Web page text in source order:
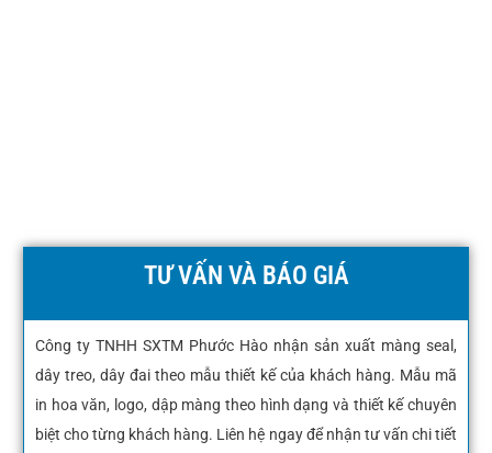
TƯ VẤN VÀ BÁO GIÁ
Công ty TNHH SXTM Phước Hào nhận sản xuất màng seal,
dây treo, dây đai theo mẫu thiết kế của khách hàng. Mẫu mã
in hoa văn, logo, dập màng theo hình dạng và thiết kế chuyên
biệt cho từng khách hàng. Liên hệ ngay để nhận tư vấn chi tiết